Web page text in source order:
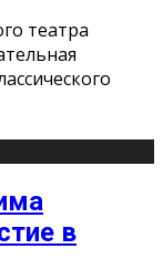
театра
в